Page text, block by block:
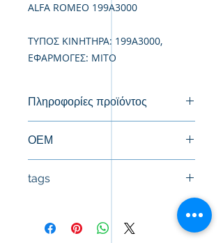
ALFA ROMEO 199A3000
TΥΠΟΣ ΚΙΝΗΤΗΡΑ: 199A3000,
ΕΦΑΡΜΟΓΕΣ: MITO
Πληροφορίες προϊόντος
ΟΕΜ
tags
#Κυλινδροκεφαλή #Κεφαλάρι
#TPTOPLINE